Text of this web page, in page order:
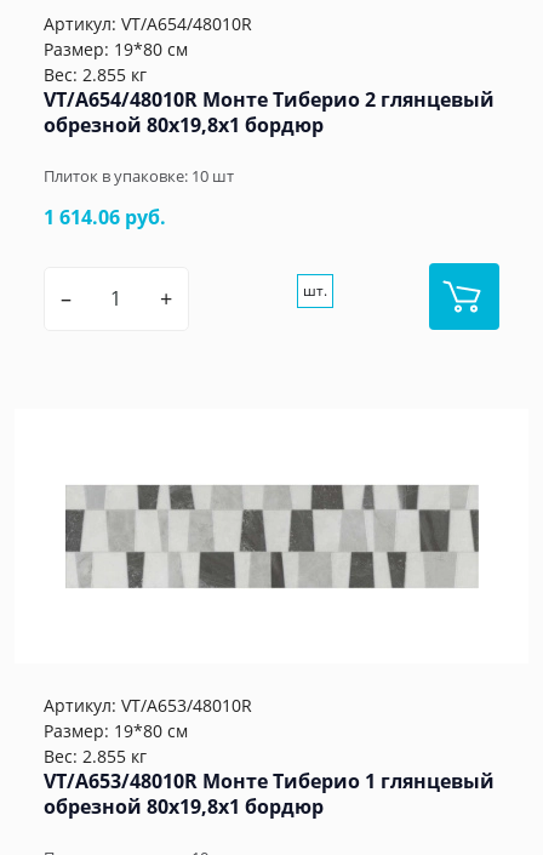
Артикул: VT/A654/48010R
Размер: 19*80 см
Вес: 2.855 кг
VT/A654/48010R Монте Тиберио 2 глянцевый
обрезной 80x19,8x1 бордюр
Плиток в упаковке: 10 шт
1 614.06 руб.
– + шт.
Артикул: VT/A653/48010R
Размер: 19*80 см
Вес: 2.855 кг
VT/A653/48010R Монте Тиберио 1 глянцевый
обрезной 80x19,8x1 бордюр